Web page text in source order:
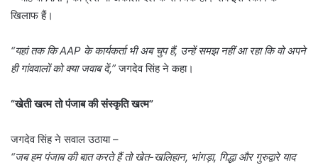
खिलाफ हैं।
“यहां तक किAAP के कार्यकर्ता भी अब चुप हैं, उन्हें समझ नहीं आ रहा कि वो अपने
ही गांववालों को क्या जवाब दें,”जगदेव सिंह ने कहा।
“खेती खत्म तो पंजाब की संस्कृति खत्म”
जगदेव सिंह ने सवाल उठाया –
“जब हम पंजाब की बात करते हैं तो खेत-खलिहान, भांगड़ा, गिद्धा और गुरुद्वारे याद